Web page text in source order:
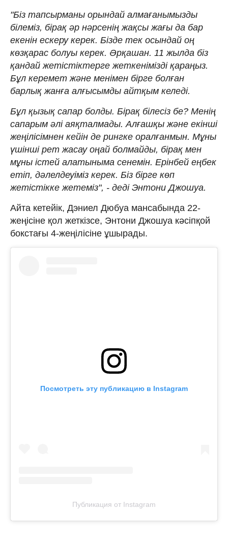
"Біз тапсырманы орындай алмағанымызды
білеміз, бірақ әр нәрсенің жақсы жағы да бар
екенін ескеру керек. Бізде тек осындай оң
көзқарас болуы керек. Әрқашан. 11 жылда біз
қандай жетістіктерге жеткенімізді қараңыз.
Бұл керемет және менімен бірге болған
барлық жанға алғысымды айтқым келеді.
Бұл қызық сапар болды. Бірақ білесіз бе? Менің
сапарым әлі аяқталмады. Алғашқы және екінші
жеңілісімнен кейін де рингке оралғанмын. Мұны
үшінші рет жасау оңай болмайды, бірақ мен
мұны істей алатыныма сенемін. Ерінбей еңбек
етіп, дәлелдеуіміз керек. Біз бірге көп
жетістікке жетеміз", - деді Энтони Джошуа.
Айта кетейік, Дэниел Дюбуа мансабында 22-
жеңісіне қол жеткізсе, Энтони Джошуа кәсіпқой
бокстағы 4-жеңілісіне ұшырады.
Посмотреть эту публикацию в Instagram
Публикация от Instagram